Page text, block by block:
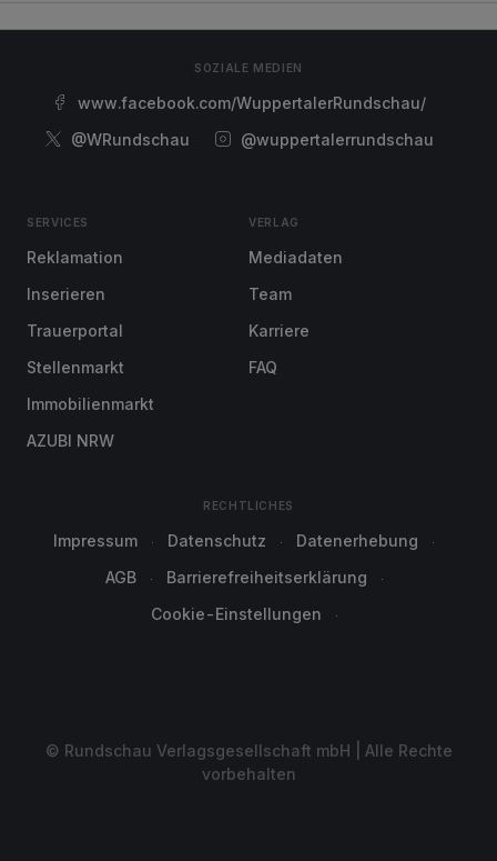
SOZIALE MEDIEN
www.facebook.com/WuppertalerRundschau/
@WRundschau
@wuppertalerrundschau
SERVICES
Reklamation
Inserieren
Trauerportal
Stellenmarkt
Immobilienmarkt
AZUBI NRW
VERLAG
Mediadaten
Team
Karriere
FAQ
RECHTLICHES
Impressum Datenschutz
Datenerhebung
AGB
Barrierefreiheitserklärung
Cookie-Einstellungen
© Rundschau Verlagsgesellschaft mbH | Alle Rechte
vorbehalten